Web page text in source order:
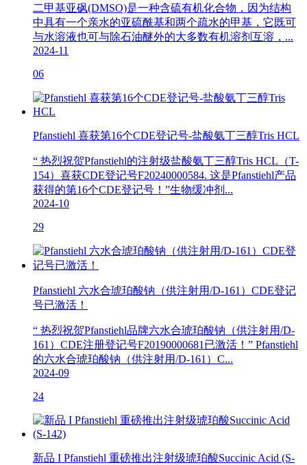
二甲基亚砜(DMSO)是一种含硫有机化合物，因为结构
中具有一个亲水的亚硫酰基和两个疏水的甲基，它既可
与水溶液也可与除石油醚外的大多数有机溶剂互溶，...
2024-11
06
Pfanstiehl 喜获第16个CDE登记号-盐酸氨丁三醇Tris HCL
“ 热烈祝贺Pfanstiehl的注射级盐酸氨丁三醇Tris HCL（T-
154）喜获CDE登记号F20240000584. 这是Pfanstiehl产品
获得的第16个CDE登记号！”生物缓冲剂...
2024-10
29
Pfanstiehl 六水合琥珀酸钠（供注射用/D-161）CDE登记
号已激活！
“ 热烈祝贺Pfanstiehl品牌六水合琥珀酸钠（供注射用/D-
161）CDE注册登记号F20190000681已激活！” Pfanstiehl
的六水合琥珀酸钠（供注射用/D-161）C...
2024-09
24
新品 I Pfanstiehl 重磅推出注射级琥珀酸Succinic Acid (S-